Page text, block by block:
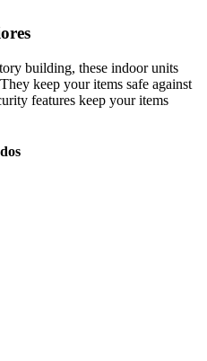
building, these indoor units
keep your items safe against
features keep your items